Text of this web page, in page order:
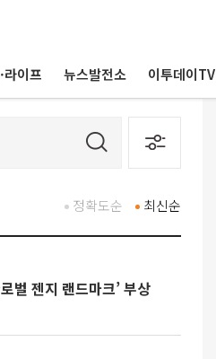
라이프 뉴스발전소 이투데이TV
최신순
정확도순
벌 젠지 랜드마크’ 부상